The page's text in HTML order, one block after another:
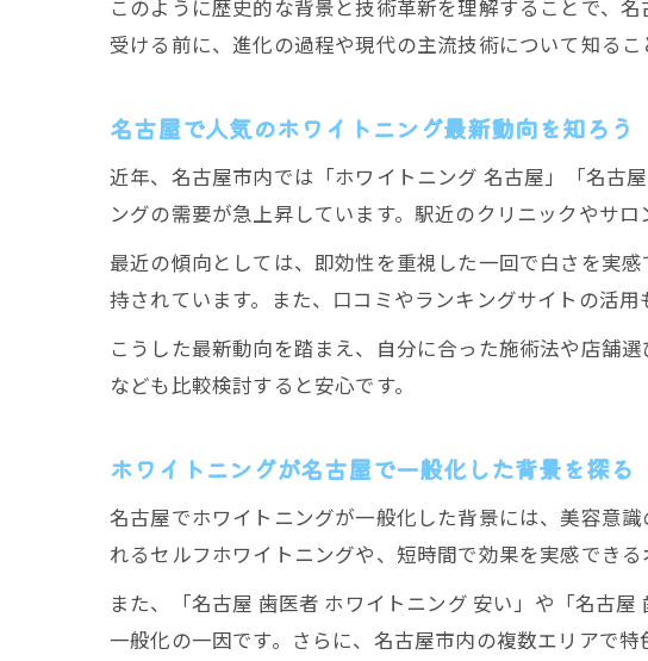
名古
医
ホワ
名古屋
名
ホ
名古
一回
ホワ
過
安
名古
医療
このように歴史的な背景と技術革新を理解することで、
受ける前に、進化の過程や現代の主流技術について知るこ
名古屋で人気のホワイトニング最新動向を知ろう
近年、名古屋市内では「ホワイトニング 名古屋」「名古
ングの需要が急上昇しています。駅近のクリニックやサ
最近の傾向としては、即効性を重視した一回で白さを実
持されています。また、口コミやランキングサイトの活
こうした最新動向を踏まえ、自分に合った施術法や店舗
なども比較検討すると安心です。
ホワイトニングが名古屋で一般化した背景を探る
名古屋でホワイトニングが一般化した背景には、美容意
れるセルフホワイトニングや、短時間で効果を実感でき
また、「名古屋 歯医者 ホワイトニング 安い」や「名古
一般化の一因です。さらに、名古屋市内の複数エリアで